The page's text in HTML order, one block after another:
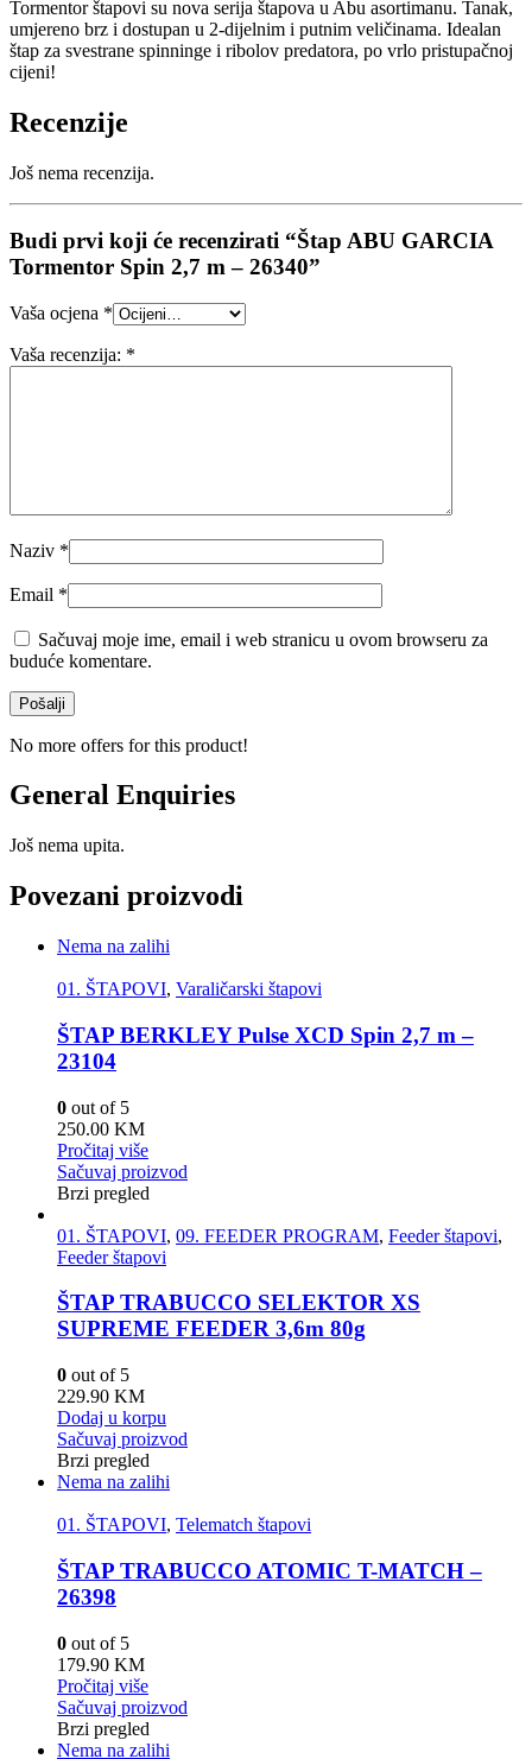
Tormentor štapovi su nova serija štapova u Abu asortimanu. Tanak,
umjereno brz i dostupan u 2-dijelnim i putnim veličinama. Idealan
štap za svestrane spinninge i ribolov predatora, po vrlo pristupačnoj
cijeni!
Recenzije
Još nema recenzija.
Budi prvi koji će recenzirati “Štap ABU GARCIA
Tormentor Spin 2,7 m – 26340”
Vaša ocjena *
Vaša recenzija: *
Naziv *
Email *
Sačuvaj moje ime, email i web stranicu u ovom browseru za
buduće komentare.
No more offers for this product!
General Enquiries
Još nema upita.
Povezani proizvodi
Nema na zalihi
01. ŠTAPOVI, Varaličarski štapovi
ŠTAP BERKLEY Pulse XCD Spin 2,7 m –
23104
0 out of 5
250.00 KM
Pročitaj više
Sačuvaj proizvod
Brzi pregled
01. ŠTAPOVI, 09. FEEDER PROGRAM, Feeder štapovi,
Feeder štapovi
ŠTAP TRABUCCO SELEKTOR XS
SUPREME FEEDER 3,6m 80g
0 out of 5
229.90 KM
Dodaj u korpu
Sačuvaj proizvod
Brzi pregled
Nema na zalihi
01. ŠTAPOVI, Telematch štapovi
ŠTAP TRABUCCO ATOMIC T-MATCH –
26398
0 out of 5
179.90 KM
Pročitaj više
Sačuvaj proizvod
Brzi pregled
Nema na zalihi